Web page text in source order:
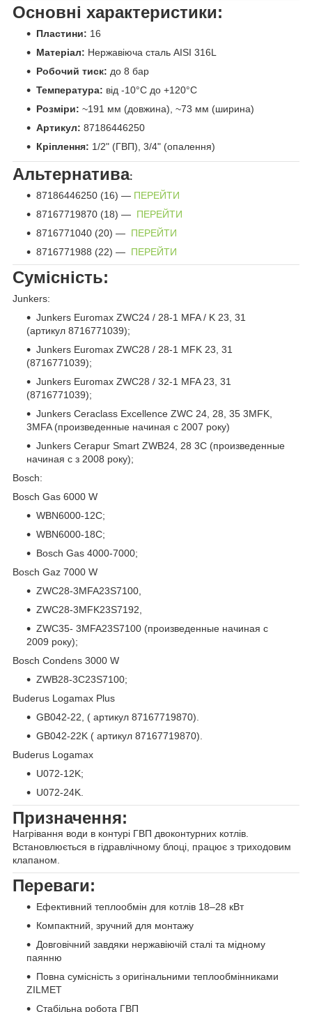
Основні характеристики:
Пластини: 16
Матеріал: Нержавіюча сталь AISI 316L
Робочий тиск: до 8 бар
Температура: від -10°C до +120°C
Розміри: ~191 мм (довжина), ~73 мм (ширина)
Артикул: 87186446250
Кріплення: 1/2" (ГВП), 3/4" (опалення)
Альтернатива:
87186446250 (16) — ПЕРЕЙТИ
87167719870 (18) — ПЕРЕЙТИ
8716771040 (20) — ПЕРЕЙТИ
8716771988 (22) — ПЕРЕЙТИ
Сумісність:
Junkers:
Junkers Euromax ZWC24 / 28-1 MFA / K 23, 31
(артикул 8716771039);
Junkers Euromax ZWC28 / 28-1 MFK 23, 31
(8716771039);
Junkers Euromax ZWC28 / 32-1 MFA 23, 31
(8716771039);
Junkers Ceraclass Excellence ZWC 24, 28, 35 3MFK,
3MFA (произведенные начиная c 2007 року)
Junkers Cerapur Smart ZWB24, 28 3C (произведенные
начиная c з 2008 року);
Bosch:
Bosch Gas 6000 W
WBN6000-12C;
WBN6000-18C;
Bosch Gas 4000-7000;
Bosch Gaz 7000 W
ZWC28-3MFA23S7100,
ZWC28-3MFK23S7192,
ZWC35- 3MFA23S7100 (произведенные начиная c
2009 року);
Bosch Condens 3000 W
ZWB28-3C23S7100;
Buderus Logamax Plus
GB042-22, ( артикул 87167719870).
GB042-22K ( артикул 87167719870).
Buderus Logamax
U072-12K;
U072-24K.
Призначення:
Нагрівання води в контурі ГВП двоконтурних котлів.
Встановлюється в гідравлічному блоці, працює з триходовим
клапаном.
Переваги:
Ефективний теплообмін для котлів 18–28 кВт
Компактний, зручний для монтажу
Довговічний завдяки нержавіючій сталі та мідному
паянню
Повна сумісність з оригінальними теплообмінниками
ZILMET
Стабільна робота ГВП